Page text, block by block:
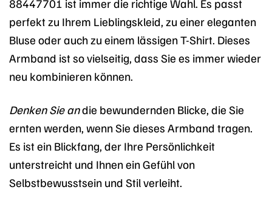
88447701 ist immer die richtige Wahl. Es passt
perfekt zu Ihrem Lieblingskleid, zu einer eleganten
Bluse oder auch zu einem lässigen T-Shirt. Dieses
Armband ist so vielseitig, dass Sie es immer wieder
neu kombinieren können.
Denken Sie andie bewundernden Blicke, die Sie
ernten werden, wenn Sie dieses Armband tragen.
Es ist ein Blickfang, der Ihre Persönlichkeit
unterstreicht und Ihnen ein Gefühl von
Selbstbewusstsein und Stil verleiht.